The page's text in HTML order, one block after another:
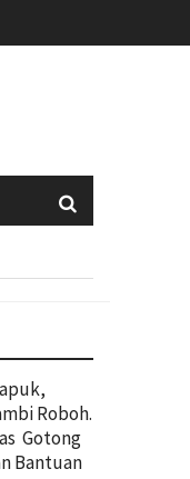
Roboh.
Gotong
Bantuan